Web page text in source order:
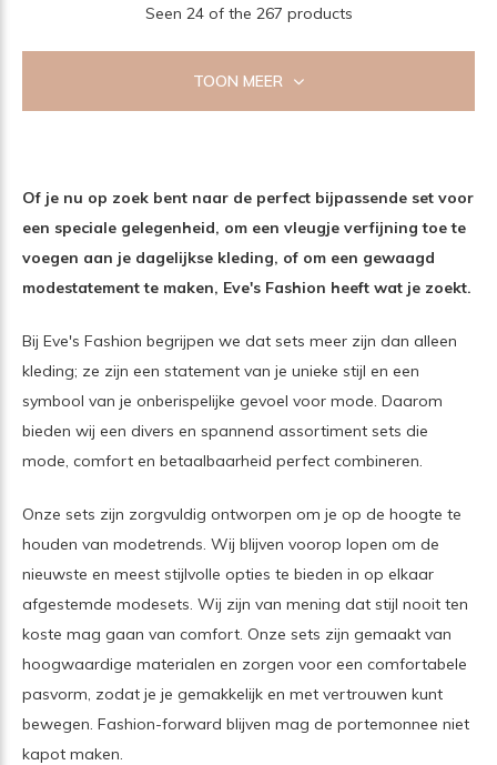
Seen 24 of the 267 products
TOON MEER
Of je nu op zoek bent naar de perfect bijpassende set voor
een speciale gelegenheid, om een ​​vleugje verfijning toe te
voegen aan je dagelijkse kleding, of om een ​​gewaagd
modestatement te maken, Eve's Fashion heeft wat je zoekt.
Bij Eve's Fashion begrijpen we dat sets meer zijn dan alleen
kleding; ze zijn een statement van je unieke stijl en een
symbool van je onberispelijke gevoel voor mode. Daarom
bieden wij een divers en spannend assortiment sets die
mode, comfort en betaalbaarheid perfect combineren.
Onze sets zijn zorgvuldig ontworpen om je op de hoogte te
houden van modetrends. Wij blijven voorop lopen om de
nieuwste en meest stijlvolle opties te bieden in op elkaar
afgestemde modesets. Wij zijn van mening dat stijl nooit ten
koste mag gaan van comfort. Onze sets zijn gemaakt van
hoogwaardige materialen en zorgen voor een comfortabele
pasvorm, zodat je je gemakkelijk en met vertrouwen kunt
bewegen. Fashion-forward blijven mag de portemonnee niet
kapot maken.